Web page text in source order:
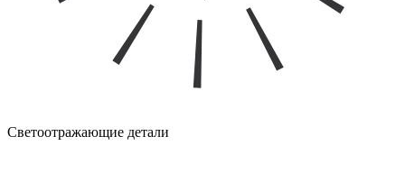
Светоотражающие детали